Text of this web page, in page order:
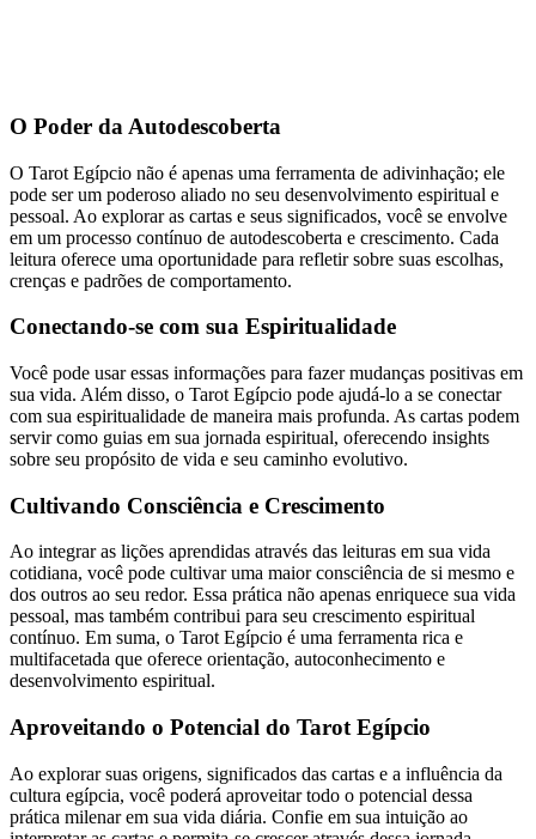
O Poder da Autodescoberta
O Tarot Egípcio não é apenas uma ferramenta de adivinhação; ele
pode ser um poderoso aliado no seu desenvolvimento espiritual e
pessoal. Ao explorar as cartas e seus significados, você se envolve
em um processo contínuo de autodescoberta e crescimento. Cada
leitura oferece uma oportunidade para refletir sobre suas escolhas,
crenças e padrões de comportamento.
Conectando-se com sua Espiritualidade
Você pode usar essas informações para fazer mudanças positivas em
sua vida. Além disso, o Tarot Egípcio pode ajudá-lo a se conectar
com sua espiritualidade de maneira mais profunda. As cartas podem
servir como guias em sua jornada espiritual, oferecendo insights
sobre seu propósito de vida e seu caminho evolutivo.
Cultivando Consciência e Crescimento
Ao integrar as lições aprendidas através das leituras em sua vida
cotidiana, você pode cultivar uma maior consciência de si mesmo e
dos outros ao seu redor. Essa prática não apenas enriquece sua vida
pessoal, mas também contribui para seu crescimento espiritual
contínuo. Em suma, o Tarot Egípcio é uma ferramenta rica e
multifacetada que oferece orientação, autoconhecimento e
desenvolvimento espiritual.
Aproveitando o Potencial do Tarot Egípcio
Ao explorar suas origens, significados das cartas e a influência da
cultura egípcia, você poderá aproveitar todo o potencial dessa
prática milenar em sua vida diária. Confie em sua intuição ao